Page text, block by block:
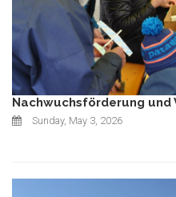
Nachwuchsförderung und
Sunday, May 3, 2026